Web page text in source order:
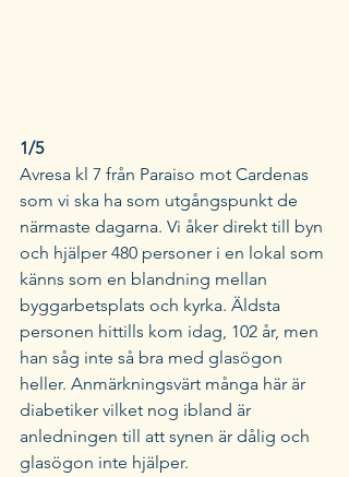
1/5
Avresa kl 7 från Paraiso mot Cardenas
som vi ska ha som utgångspunkt de
närmaste dagarna. Vi åker direkt till byn
och hjälper 480 personer i en lokal som
känns som en blandning mellan
byggarbetsplats och kyrka. Äldsta
personen hittills kom idag, 102 år, men
han såg inte så bra med glasögon
heller. Anmärkningsvärt många här är
diabetiker vilket nog ibland är
anledningen till att synen är dålig och
glasögon inte hjälper.